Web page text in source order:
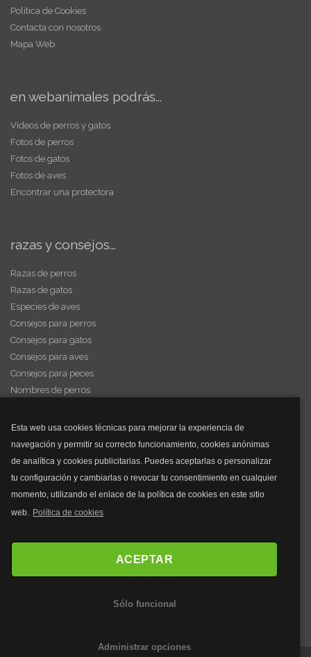
Esta web usa cookies técnicas para mejorar la experiencia de
navegación y permitir su correcto funcionamiento, cookies anónimas
de analítica y cookies publicitarias. Puedes aceptarlas o personalizar
tu configuración y cambiarlas o revocar tu consentimiento en cualquier
momento, utilizando el enlace de la política de cookies en este sitio
web. Política de cookies
ACEPTAR
Sólo funcional
Administrar opciones
Política de Cookies
Contacta con nosotros
Mapa Web
en webanimales podrás...
Vídeos de perros y gatos
Fotos de perros
Fotos de gatos
Fotos de aves
Encontrar una protectora
razas y consejos...
Razas de perros
Razas de gatos
Especies de aves
Consejos para perros
Consejos para gatos
Consejos para aves
Consejos para peces
Nombres de perros
y mucho más...